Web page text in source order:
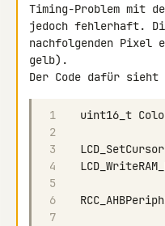
Timing-Problem mit
jedoch fehlerhaft.
nachfolgenden
gelb).
1
2
3
4
5
6
7